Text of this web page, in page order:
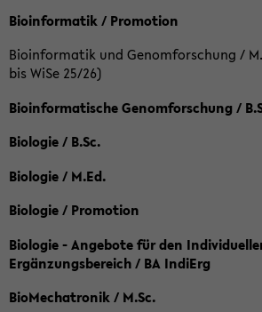
Bioinformatik / Promotion
Bioinformatik und Genomforschung /
bis WiSe 25/26)
Bioinformatische Genomforschung /
Biologie / B.Sc.
Biologie / M.Ed.
Biologie / Promotion
Biologie - Angebote für den
Ergänzungsbereich / BA IndiErg
BioMechatronik / M.Sc.